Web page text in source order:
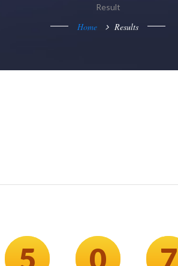
Result
Home Results
5 0 7